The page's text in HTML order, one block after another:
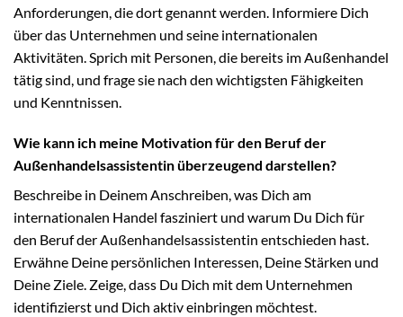
Anforderungen, die dort genannt werden. Informiere Dich
über das Unternehmen und seine internationalen
Aktivitäten. Sprich mit Personen, die bereits im Außenhandel
tätig sind, und frage sie nach den wichtigsten Fähigkeiten
und Kenntnissen.
Wie kann ich meine Motivation für den Beruf der
Außenhandelsassistentin überzeugend darstellen?
Beschreibe in Deinem Anschreiben, was Dich am
internationalen Handel fasziniert und warum Du Dich für
den Beruf der Außenhandelsassistentin entschieden hast.
Erwähne Deine persönlichen Interessen, Deine Stärken und
Deine Ziele. Zeige, dass Du Dich mit dem Unternehmen
identifizierst und Dich aktiv einbringen möchtest.